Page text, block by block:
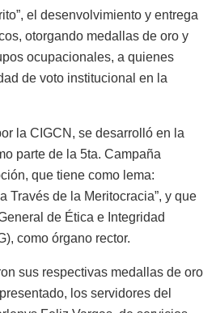
el desenvolvimiento y entrega
otorgando medallas de oro y
ocupacionales, a quienes
de voto institucional en la
la CIGCN, se desarrolló en la
parte de la 5ta. Campaña
que tiene como lema:
Través de la Meritocracia”, y que
de Ética e Integridad
como órgano rector.
sus respectivas medallas de oro
los servidores del